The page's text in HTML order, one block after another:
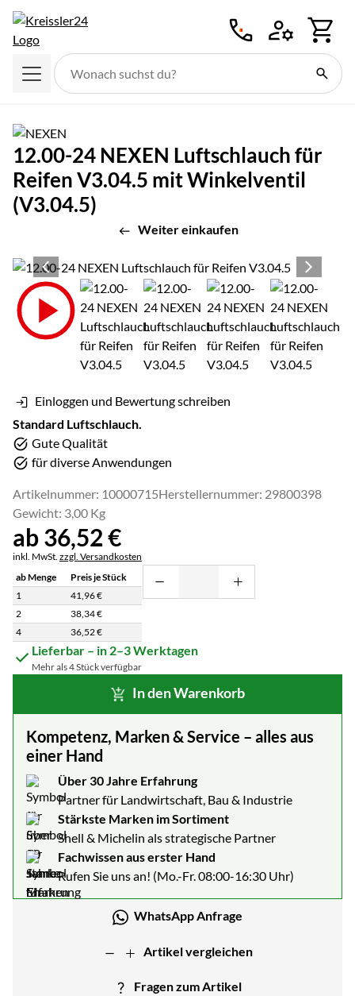
12.00-24 NEXEN Luftschlauch für
Reifen V3.04.5 mit Winkelventil
(V3.04.5)
Weiter einkaufen
Produktgalerie
Zur Kaufbox springen
Einloggen und Bewertung schreiben
Standard Luftschlauch.
Gute Qualität
für diverse Anwendungen
Artikelnummer: 10000715Herstellernummer: 29800398
Gewicht: 3,00 Kg
ab:
ab36,52€
Steuerhinweis:
inkl. MwSt. zzgl. Versandkosten
Staffelpreisliste: Preise pro Stück abhängig von der Abnahmemenge
ab Menge
Preis je Stück
1
41,96€
2
38,34€
4
36,52€
Lieferbar – in 2–3 Werktagen
Mehr als 4 Stück verfügbar
In den Warenkorb
Kompetenz, Marken & Service – alles aus
einer Hand
Über 30 Jahre Erfahrung
Partner für Landwirtschaft, Bau & Industrie
Stärkste Marken im Sortiment
Shell & Michelin als strategische Partner
Fachwissen aus erster Hand
Rufen Sie uns an! (Mo.-Fr. 08:00-16:30 Uhr)
WhatsApp Anfrage
Artikel vergleichen
Fragen zum Artikel